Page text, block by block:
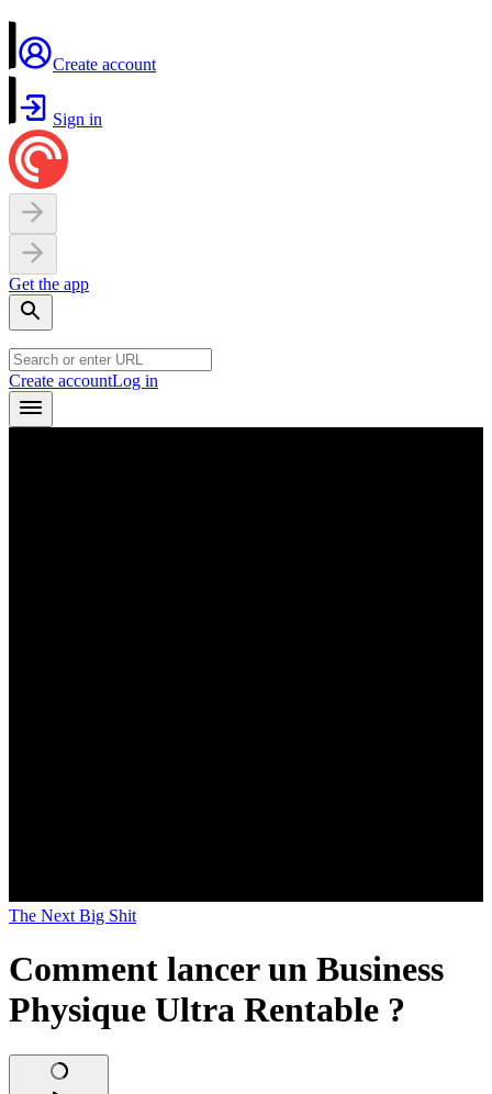
Create account
Sign in
Get the app
Create accountLog in
The Next Big Shit
Comment lancer un Business
Physique Ultra Rentable ?